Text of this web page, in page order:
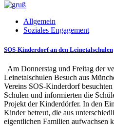
Allgemein
Soziales Engagement
SOS-Kinderdorf an den Leinetalschulen
Am Donnerstag und Freitag der
Leinetalschulen Besuch aus
Vereins SOS-Kinderdorf
Schulen und informierten die
Projekt der Kinderdörfer. In den
Kinder betreut, die aus
eigentlichen Familien